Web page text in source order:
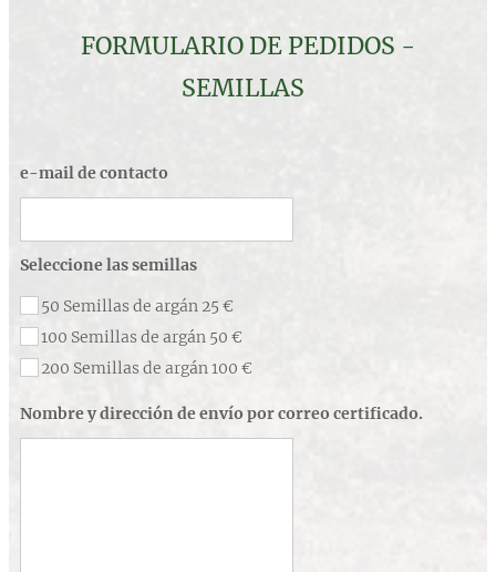
FORMULARIO DE PEDIDOS -
SEMILLAS
e-mail de contacto
Seleccione las semillas
50 Semillas de argán 25 €
100 Semillas de argán 50 €
200 Semillas de argán 100 €
Nombre y dirección de envío por correo certificado.